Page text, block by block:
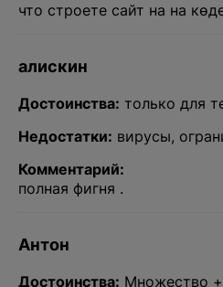
что строете сайт на на
алискин
Достоинства: только для
Недостатки: вирусы,
Комментарий:
полная фигня .
Антон
Достоинства: Множество +